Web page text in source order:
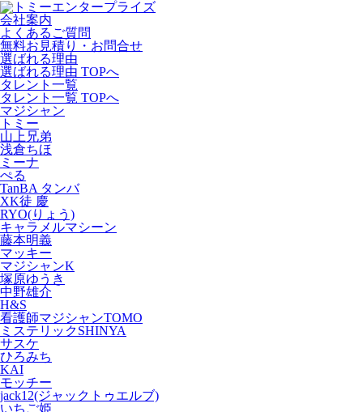
会社案内
よくあるご質問
無料お見積り・お問合せ
選ばれる理由
選ばれる理由 TOPへ
タレント一覧
タレント一覧 TOPへ
マジシャン
トミー
山上兄弟
浅倉ちほ
ミーナ
ぺる
TanBA タンバ
XK徒 慶
RYO(りょう)
キャラメルマシーン
藤本明義
マッキー
マジシャンK
塚原ゆうき
中野雄介
H&S
看護師マジシャンTOMO
ミステリックSHINYA
サスケ
ひろみち
KAI
モッチー
jack12(ジャックトゥエルブ)
いちご姫